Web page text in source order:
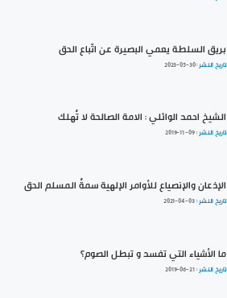
بريق السلطة يعمي البصيرة عن اتّباع الحق
تاريخ النشر :2023-05-30
الشيخ احمد الوائلي : الامة الصالحة لا تُهلك
تاريخ النشر :2019-11-09
الإذعان والإنصياع للأوامر الإلهية سمةُ المسلم الحق
تاريخ النشر :2021-04-03
ما الأشياء التي تفسد و تبطل الصوم؟
تاريخ النشر :2019-06-21